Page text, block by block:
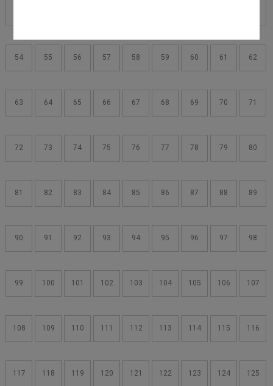
54 55 56 57 58 59 60 61 62
63 64 65 66 67 68 69 70 71
72 73 74 75 76 77 78 79 80
81 82 83 84 85 86 87 88 89
90 91 92 93 94 95 96 97 98
99 100 101 102 103 104 105 106 107
108 109 110 111 112 113 114 115 116
117 118 119 120 121 122 123 124 125